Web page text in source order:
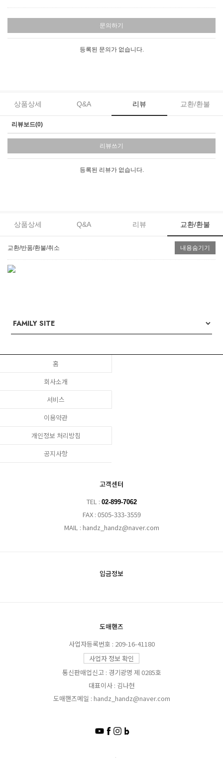
문의하기
등록된 문의가 없습니다.
상품상세 Q&A 리뷰 교환/환불
리뷰보드(0)
리뷰쓰기
등록된 리뷰가 없습니다.
상품상세 Q&A 리뷰 교환/환불
교환/반품/환불/취소 내용숨기기
홈
회사소개
서비스
이용약관
개인정보 처리방침
공지사항
고객센터
TEL : 02-899-7062
FAX : 0505-333-3559
MAIL : handz_handz@naver.com
입금정보
도매핸즈
사업자등록번호 : 209-16-41180
사업자 정보 확인
통신판매업신고 : 경기광명 제 0285호
대표이사 : 김나현
도매핸즈메일 : handz_handz@naver.com